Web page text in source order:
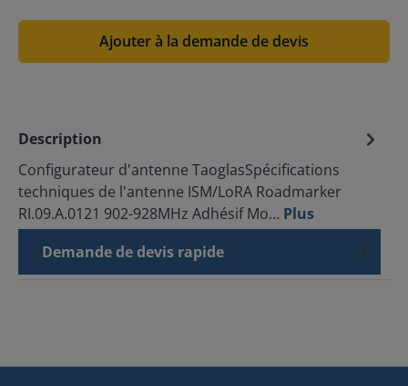
Ajouter à la demande de devis
Description
Configurateur d'antenne TaoglasSpécifications
techniques de l'antenne ISM/LoRA Roadmarker
RI.09.A.0121 902-928MHz Adhésif Mo… Plus
Demande de devis rapide